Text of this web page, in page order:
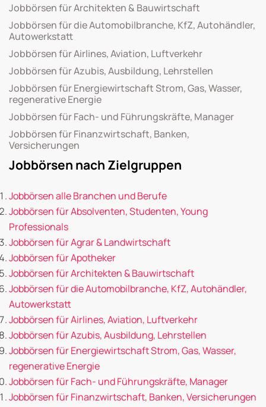
Jobbörsen für Architekten & Bauwirtschaft
Jobbörsen für die Automobilbranche, KfZ, Autohändler,
Autowerkstatt
Jobbörsen für Airlines, Aviation, Luftverkehr
Jobbörsen für Azubis, Ausbildung, Lehrstellen
Jobbörsen für Energiewirtschaft Strom, Gas, Wasser,
regenerative Energie
Jobbörsen für Fach- und Führungskräfte, Manager
Jobbörsen für Finanzwirtschaft, Banken,
Versicherungen
Jobbörsen nach Zielgruppen
Jobbörsen alle Branchen und Berufe
Jobbörsen für Absolventen, Studenten, Young
Professionals
Jobbörsen für Agrar & Landwirtschaft
Jobbörsen für Apotheker
Jobbörsen für Architekten & Bauwirtschaft
Jobbörsen für die Automobilbranche, KfZ, Autohändler,
Autowerkstatt
Jobbörsen für Airlines, Aviation, Luftverkehr
Jobbörsen für Azubis, Ausbildung, Lehrstellen
Jobbörsen für Energiewirtschaft Strom, Gas, Wasser,
regenerative Energie
Jobbörsen für Fach- und Führungskräfte, Manager
Jobbörsen für Finanzwirtschaft, Banken, Versicherungen